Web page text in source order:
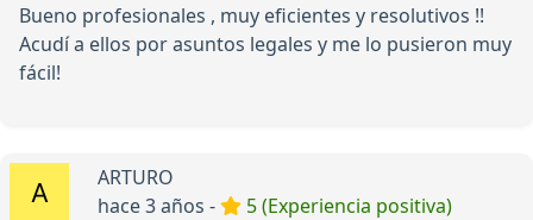
Bueno profesionales , muy eficientes y resolutivos !!
Acudí a ellos por asuntos legales y me lo pusieron muy
fácil!
ARTURO
hace 3 años -
5 (Experiencia positiva)